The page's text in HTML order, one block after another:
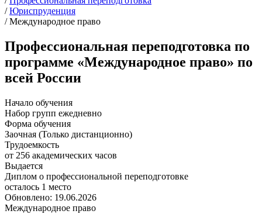
/ Юриспруденция
/ Международное право
Профессиональная переподготовка по
программе «Международное право» по
всей России
Начало обучения
Набор групп ежедневно
Форма обучения
Заочная (Только дистанционно)
Трудоемкость
от 256 академических часов
Выдается
Диплом о профессиональной переподготовке
осталось 1 место
Обновлено: 19.06.2026
Международное право